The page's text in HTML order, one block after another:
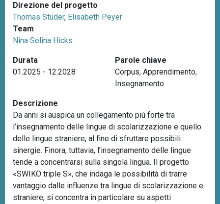
l
e
d
i
p
n
Direzione del progetto
Thomas Studer, Elisabeth Peyer
Team
Nina Selina Hicks
Durata
01.2025 - 12.2028
Parole chiave
Corpus, Apprendimento,
Insegnamento
Descrizione
Da anni si auspica un collegamento più forte tra
l’insegnamento delle lingue di scolarizzazione e quello
delle lingue straniere, al fine di sfruttare possibili
sinergie. Finora, tuttavia, l’insegnamento delle lingue
tende a concentrarsi sulla singola lingua. Il progetto
«SWIKO triple S», che indaga le possibilità di trarre
vantaggio dalle influenze tra lingue di scolarizzazione e
straniere, si concentra in particolare su aspetti